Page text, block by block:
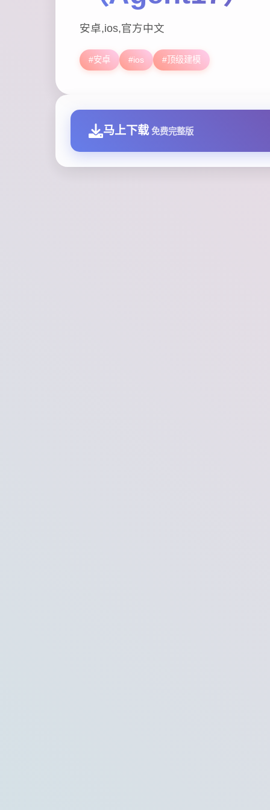
安卓,ios,官方中文
#安卓 #ios #顶级建模
马上下载 免费完整版